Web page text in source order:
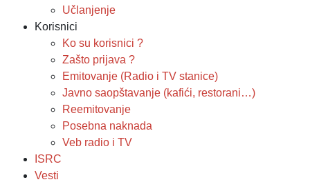
Učlanjenje
Korisnici
Ko su korisnici ?
Zašto prijava ?
Emitovanje (Radio i TV stanice)
Javno saopštavanje (kafići, restorani…)
Reemitovanje
Posebna naknada
Veb radio i TV
ISRC
Vesti